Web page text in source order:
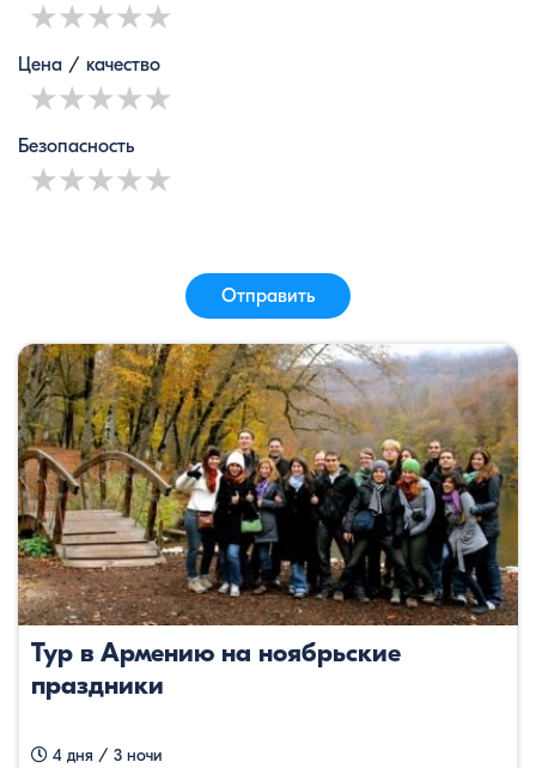
4 stars
3 stars
2 stars
1 star
Цена / качество
4 stars
3 stars
2 stars
1 star
Безопасность
4 stars
3 stars
2 stars
1 star
Отправить
Тур в Армению на ноябрьские
праздники
4 дня / 3 ночи